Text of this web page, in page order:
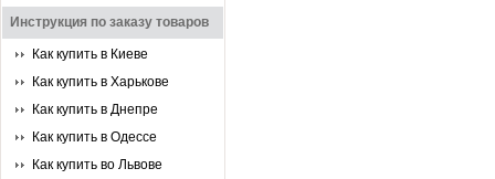
Инструкция по заказу товаров
Как купить в Киеве
Как купить в Харькове
Как купить в Днепре
Как купить в Одессе
Как купить во Львове